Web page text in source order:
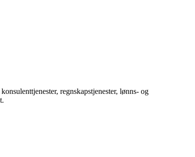
regnskapstjenester, lønns- og